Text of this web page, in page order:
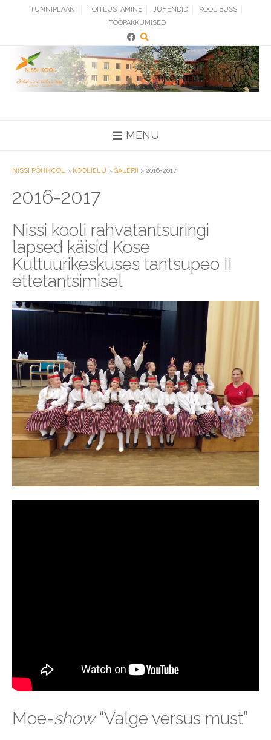
TUNNIPLAAN TOITLUSTAMINE JUHENDID
KOOLIBUSS
TÖÖPAKKUMISED
MENU
NISSI PÕHIKOOL > KOOLIELU > GALERII > 2016-2017
2016-2017
Nissi kooli rahvatantsuringi
lapsed käisid Kose
Kultuurikeskuses tantsupeo II
ettetantsimisel
Moe-show“Valge versus must”